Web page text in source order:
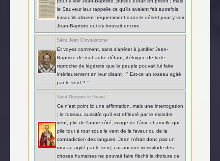
le Sauveur leur rappelle ce qu'ils avaient fait autrefois,
lorsqu'ils allaient fréquemment dans le désert pour y voir
Jean-Baptiste qui s'y trouvait encore.
Saint Jean Chrysostome
Et voyez comment, sans s'arrêter à justifier Jean-
Baptiste de tout autre défaut, il éloigne de lui le
reproche de légèreté que le peuple pouvait lui faire
intérieurement en leur disant : " Est-ce un roseau agité
par le vent ? "
Saint Grégoire le Grand
Ce n'est point ici une affirmation, mais une interrogation
; le roseau, aussitôt qu'il est effleuré par le moindre
vent, plie de l'autre côté, image de l'âme charnelle qui
plie tour à tour sous le vent de la faveur ou de la
contradiction des langues. Jean n'était donc pas un
roseau agité par le vent, car aucune vicissitude des
choses humaines ne pouvait faire fléchir la droiture de